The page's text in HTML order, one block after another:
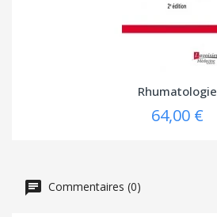
Rhumatologie
64,00 €
Commentaires (0)